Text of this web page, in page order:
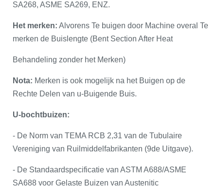
SA268, ASME SA269, ENZ.
Het merken: Alvorens Te buigen door Machine overal Te
merken de Buislengte (Bent Section After Heat
Behandeling zonder het Merken)
Nota: Merken is ook mogelijk na het Buigen op de
Rechte Delen van u-Buigende Buis.
U-bochtbuizen:
- De Norm van TEMA RCB 2,31 van de Tubulaire
Vereniging van Ruilmiddelfabrikanten (9de Uitgave).
- De Standaardspecificatie van ASTM A688/ASME
SA688 voor Gelaste Buizen van Austenitic